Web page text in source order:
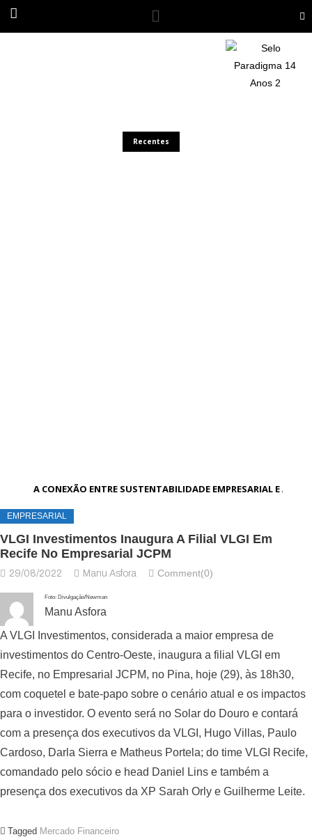
Recentes
A CONEXÃO ENTRE SUSTENTABILIDADE EMPRESARIAL E
EMPRESARIAL
VLGI Investimentos Inaugura A Filial VLGI Em
Recife No Empresarial JCPM
29/08/2022 Manu Asfora Comment(0)
Foto: Divulgação/Newman
Manu Asfora
A VLGI Investimentos, considerada a maior empresa de
investimentos do Centro-Oeste, inaugura a filial VLGI em
Recife, no Empresarial JCPM, no Pina, hoje (29), às 18h30,
com coquetel e bate-papo sobre o cenário atual e os impactos
para o investidor. O evento será no Solar do Douro e contará
com a presença dos executivos da VLGI, Hugo Villas, Paulo
Cardoso, Darla Sierra e Matheus Portela; do time VLGI Recife,
comandado pelo sócio e head Daniel Lins e também a
presença dos executivos da XP Sarah Orly e Guilherme Leite.
Tagged Mercado Financeiro